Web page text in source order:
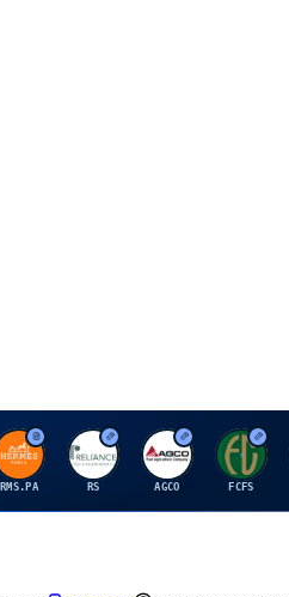
H
RMS.PA
R
RS
A
AGCO
F
FCFS